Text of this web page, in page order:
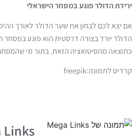
ירידת הדולר פוגע במסחר הישראלי
אם יצא לכם לבחון את שער הדולר לאורך
הדולר יורד בצורה דרסטית הוא פוגע
כתוצאה מהסיטואציה הזאת. בתור מי
קרדיט לתמונה:freepik
Links